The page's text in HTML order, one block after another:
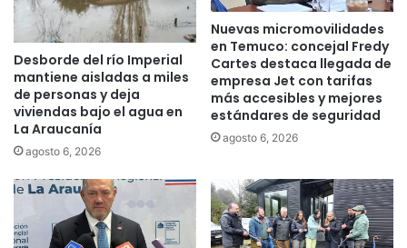
n
a
c
o
m
u
n
d
r
t
n
C
a
n
í
c
n
j
Desborde del río Imperial
mantiene aisladas a miles
de personas y deja
viviendas bajo el agua en
La Araucanía
agosto 6, 2026
Nuevas micromovilidades
en Temuco: concejal Fredy
Cartes destaca llegada de
empresa Jet con tarifas
más accesibles y mejores
estándares de seguridad
agosto 6, 2026